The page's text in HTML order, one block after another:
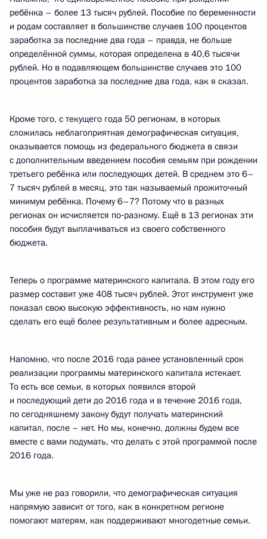
ребёнка – более 13 тысяч рублей. Пособие по беременности
и родам составляет в большинстве случаев 100 процентов
заработка за последние два года – правда, не больше
определённой суммы, которая определена в 40,6 тысячи
рублей. Но в подавляющем большинстве случаев это 100
процентов заработка за последние два года, как я сказал.
Кроме того, с текущего года 50 регионам, в которых
сложилась неблагоприятная демографическая ситуация,
оказывается помощь из федерального бюджета в связи
с дополнительным введением пособия семьям при рождении
третьего ребёнка или последующих детей. В среднем это 6–
7 тысяч рублей в месяц, это так называемый прожиточный
минимум ребёнка. Почему 6–7? Потому что в разных
регионах он исчисляется по‑разному. Ещё в 13 регионах эти
пособия будут выплачиваться из своего собственного
бюджета.
Теперь о программе материнского капитала. В этом году его
размер составит уже 408 тысяч рублей. Этот инструмент уже
показал свою высокую эффективность, но нам нужно
сделать его ещё более результативным и более адресным.
Напомню, что после 2016 года ранее установленный срок
реализации программы материнского капитала истекает.
То есть все семьи, в которых появился второй
и последующий дети до 2016 года и в течение 2016 года,
по сегодняшнему закону будут получать материнский
капитал, после – нет. Но мы, конечно, должны будем все
вместе с вами подумать, что делать с этой программой после
2016 года.
Мы уже не раз говорили, что демографическая ситуация
напрямую зависит от того, как в конкретном регионе
помогают матерям, как поддерживают многодетные семьи.